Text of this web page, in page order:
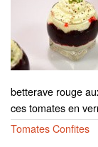
betterave rouge
ces tomates en
Tomates Confites